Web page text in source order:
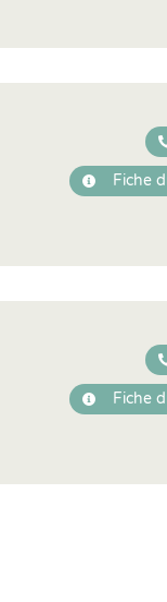
Fiche
Fiche